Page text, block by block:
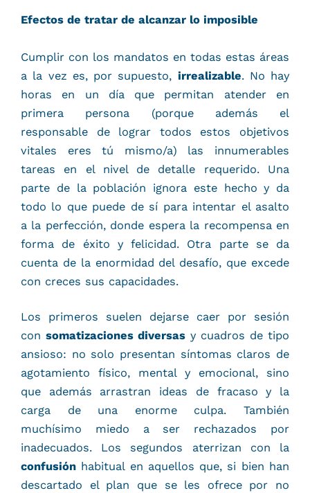
Efectos de tratar de alcanzar lo imposible
Cumplir con los mandatos en todas estas áreas
a la vez es, por supuesto, irrealizable. No hay
horas en un día que permitan atender en
primera persona (porque además el
responsable de lograr todos estos objetivos
vitales eres tú mismo/a) las innumerables
tareas en el nivel de detalle requerido. Una
parte de la población ignora este hecho y da
todo lo que puede de sí para intentar el asalto
a la perfección, donde espera la recompensa en
forma de éxito y felicidad. Otra parte se da
cuenta de la enormidad del desafío, que excede
con creces sus capacidades.
Los primeros suelen dejarse caer por sesión
con somatizaciones diversas y cuadros de tipo
ansioso: no solo presentan síntomas claros de
agotamiento físico, mental y emocional, sino
que además arrastran ideas de fracaso y la
carga de una enorme culpa. También
muchísimo miedo a ser rechazados por
inadecuados. Los segundos aterrizan con la
confusión habitual en aquellos que, si bien han
descartado el plan que se les ofrece por no